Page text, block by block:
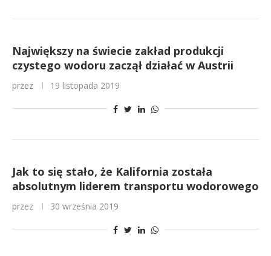
Największy na świecie zakład produkcji
czystego wodoru zaczął działać w Austrii
przez 19 listopada 2019
Jak to się stało, że Kalifornia została
absolutnym liderem transportu wodorowego
przez 30 września 2019